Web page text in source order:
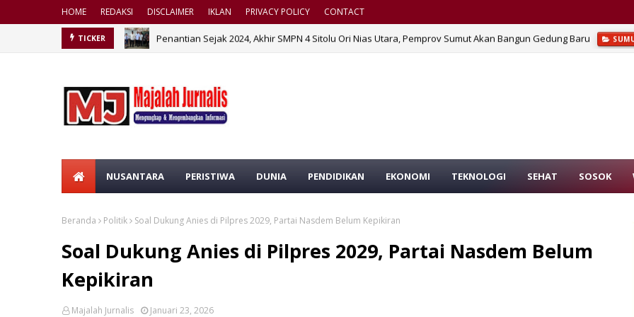
HOME REDAKSI DISCLAIMER IKLAN PRIVACY POLICY CONTACT
TICKER Penantian Sejak 2024, Akhir SMPN 4 Sitolu Ori Nias Utara, Pemprov Sumut Akan Bangun Gedung Baru
NUSANTARA PERISTIWA DUNIA PENDIDIKAN EKONOMI TEKNOLOGI SEHAT SOSOK
Beranda Politik Soal Dukung Anies di Pilpres 2029, Partai Nasdem Belum Kepikiran
Soal Dukung Anies di Pilpres 2029, Partai Nasdem Belum
Kepikiran
Majalah Jurnalis Januari 23, 2026